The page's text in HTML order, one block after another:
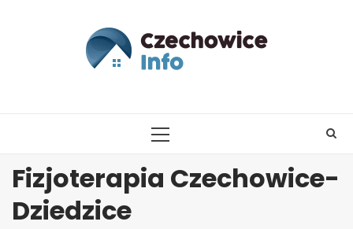
PRIMARY
Fizjoterapia Czechowice-
Dziedzice